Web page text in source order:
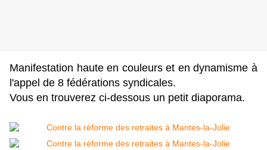
Manifestation haute en couleurs et en dynamisme à
l'appel de 8 fédérations syndicales.
Vous en trouverez ci-dessous un petit diaporama.